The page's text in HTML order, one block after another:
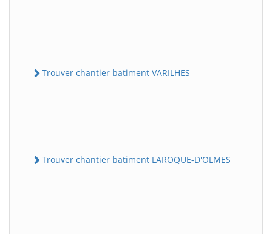
Trouver chantier batiment VARILHES
Trouver chantier batiment LAROQUE-D'OLMES